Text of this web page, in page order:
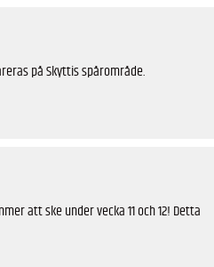
på Skyttis spårområde.
att ske under vecka 11 och 12! Detta